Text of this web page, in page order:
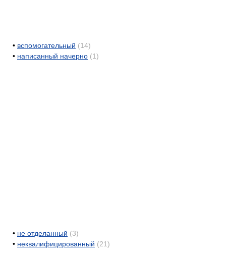
• вспомогательный (14)
• написанный начерно (1)
• не отделанный (3)
• неквалифицированный (21)